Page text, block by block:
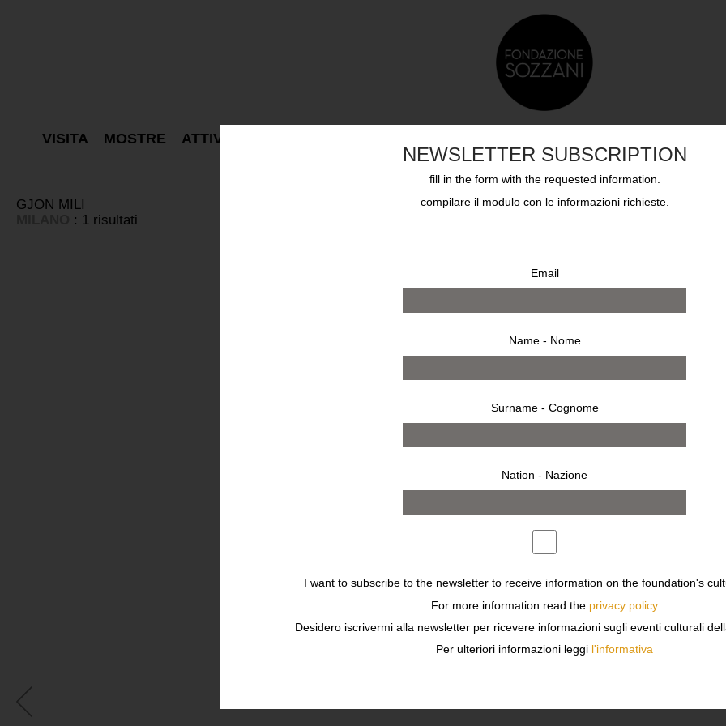
GJON MILI
: 1 risultati
dal 13 settembre 2001 al 23 settembre 2001
MILANO
LUCIEN CLERGUE
NEWSLETTER SUBSCRIPTION
fill in the form with the requested information.
compilare il modulo con le informazioni richieste.
Email
Name - Nome
Surname - Cognome
Nation - Nazione
I want to subscribe to the newsletter to receive information on the foundation's
For more information read the privacy policy
Desidero iscrivermi alla newsletter per ricevere informazioni sugli eventi culturali
Per ulteriori informazioni leggi l'informativa
VISITA MOSTRE ATTIVITÀ